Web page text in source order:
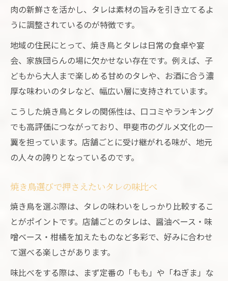
肉の新鮮さを活かし、タレは素材の旨みを引き立てるよ
うに調整されているのが特徴です。
地域の住民にとって、焼き鳥とタレは日常の食卓や宴
会、家族団らんの場に欠かせない存在です。例えば、子
どもから大人まで楽しめる甘めのタレや、お酒に合う濃
厚な味わいのタレなど、幅広い層に支持されています。
こうした焼き鳥とタレの関係性は、口コミやランキング
でも高評価につながっており、甲斐市のグルメ文化の一
翼を担っています。店舗ごとに受け継がれる味が、地元
の人々の誇りとなっているのです。
焼き鳥選びで押さえたいタレの味比べ
焼き鳥を選ぶ際は、タレの味わいをしっかり比較するこ
とがポイントです。店舗ごとのタレは、醤油ベース・味
噌ベース・柑橘を加えたものなど多彩で、好みに合わせ
て選べる楽しさがあります。
味比べをする際は、まず定番の「もも」や「ねぎま」な